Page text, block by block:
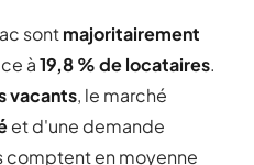
sontmajoritairement
à19,8 % de locataires.
vacants, le marché
et d'une demande
comptent en moyenne